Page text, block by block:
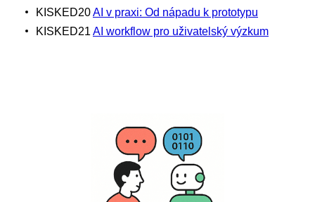
KISKED20AI v praxi: Od nápadu k prototypu
KISKED21 AI workflow pro uživatelský výzkum